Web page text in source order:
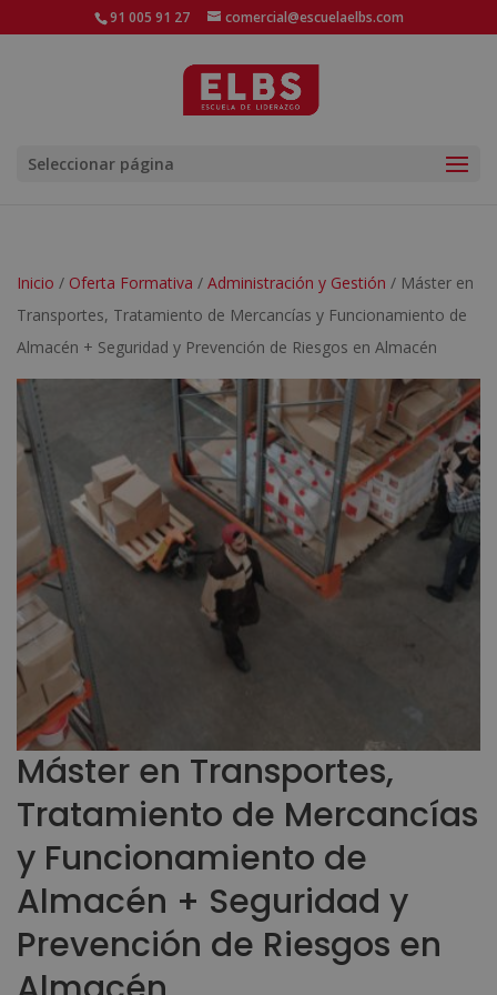
91 005 91 27 comercial@escuelaelbs.com
Seleccionar página
Inicio / Oferta Formativa / Administración y Gestión / Máster en
Transportes, Tratamiento de Mercancías y Funcionamiento de
Almacén + Seguridad y Prevención de Riesgos en Almacén
Máster en Transportes,
Tratamiento de Mercancías
y Funcionamiento de
Almacén + Seguridad y
Prevención de Riesgos en